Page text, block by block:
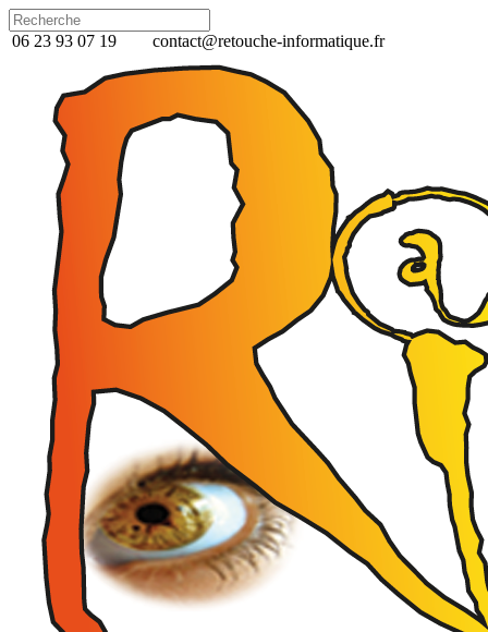
06 23 93 07 19 contact@retouche-informatique.fr